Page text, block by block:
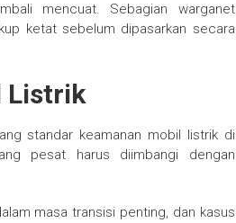
mencuat. Sebagian warganet
ketat sebelum dipasarkan secara
Listrik
standar keamanan mobil listrik di
pesat harus diimbangi dengan
masa transisi penting, dan kasus